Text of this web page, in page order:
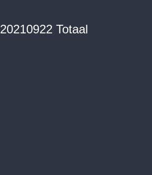
20210922 Totaal